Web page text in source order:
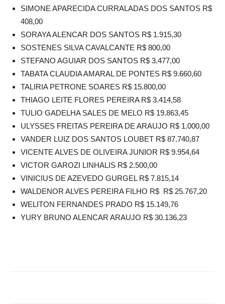
SIMONE APARECIDA CURRALADAS DOS SANTOS R$
408,00
SORAYA ALENCAR DOS SANTOS R$ 1.915,30
SOSTENES SILVA CAVALCANTE R$ 800,00
STEFANO AGUIAR DOS SANTOS R$ 3.477,00
TABATA CLAUDIA AMARAL DE PONTES R$ 9.660,60
TALIRIA PETRONE SOARES R$ 15.800,00
THIAGO LEITE FLORES PEREIRA R$ 3.414,58
TULIO GADELHA SALES DE MELO R$ 19.863,45
ULYSSES FREITAS PEREIRA DE ARAUJO R$ 1.000,00
VANDER LUIZ DOS SANTOS LOUBET R$ 87.740,87
VICENTE ALVES DE OLIVEIRA JUNIOR R$ 9.954,64
VICTOR GAROZI LINHALIS R$ 2.500,00
VINICIUS DE AZEVEDO GURGEL R$ 7.815,14
WALDENOR ALVES PEREIRA FILHO R$ R$ 25.767,20
WELITON FERNANDES PRADO R$ 15.149,76
YURY BRUNO ALENCAR ARAUJO R$ 30.136,23